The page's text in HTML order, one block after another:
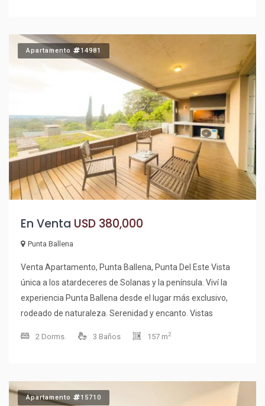
dormitorios en suite, dormitorio principal con vestidor,
medio dormitorio adicional y toilette, brindando espacios
funcionales para toda la familia o para recibir invitados con
total comodidad. Además, incluye garaje y acceso a una
completa infraestructura de servicios y amenities pensados
para disfrutar durante todo el año. Amenities destacados: *
Piscina cubierta climatizada * Piscina exterior climatizada *
Cancha de tenis * Hidromasaje * Sauna * Gimnasio * Sala
de juegos * Recepción y seguridad Una excelente
oportunidad para vivir o invertir en una de las zonas más
valoradas de Punta del Este, a pasos de la playa y con una
Apartamento 14981
En Venta USD 380,000
Punta Ballena
Venta Apartamento, Punta Ballena, Punta Del Este Vista
única a los atardeceres de Solanas y la península. Viví la
experiencia Punta Ballena desde el lugar más exclusivo,
rodeado de naturaleza. Serenidad y encanto. Vistas
acondicionado. Lava secarropa. Lava vajilla. Cochera
2 Dorms. 3 Baños 157 m2
Apartamento 15710